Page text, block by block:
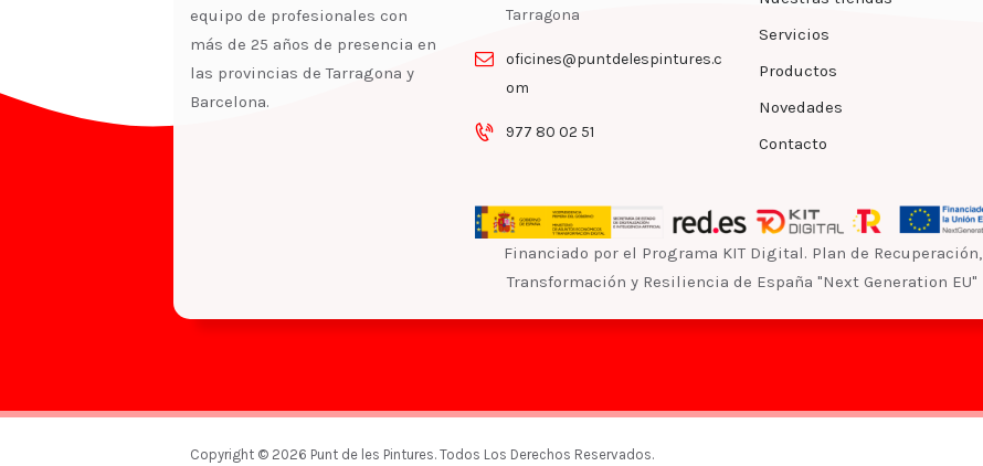
equipo de profesionales con
más de 25 años de presencia en
las provincias de Tarragona y
Barcelona.
Tarragona
oficines@puntdelespintures.c
om
977 80 02 51
Servicios
Productos
Novedades
Contacto
Financiado por el Programa KIT Digital. Plan de Recuperación,
Transformación y Resiliencia de España "Next Generation EU"
Copyright © 2026 Punt de les Pintures. Todos Los Derechos Reservados.